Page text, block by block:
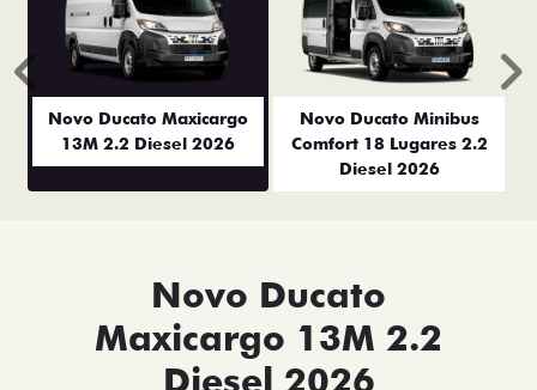
Novo Ducato Maxicargo
13M 2.2 Diesel 2026
Novo Ducato Minibus
Comfort 18 Lugares 2.2
Diesel 2026
Anterior
Novo Ducato
Maxicargo 13M 2.2
Diesel 2026